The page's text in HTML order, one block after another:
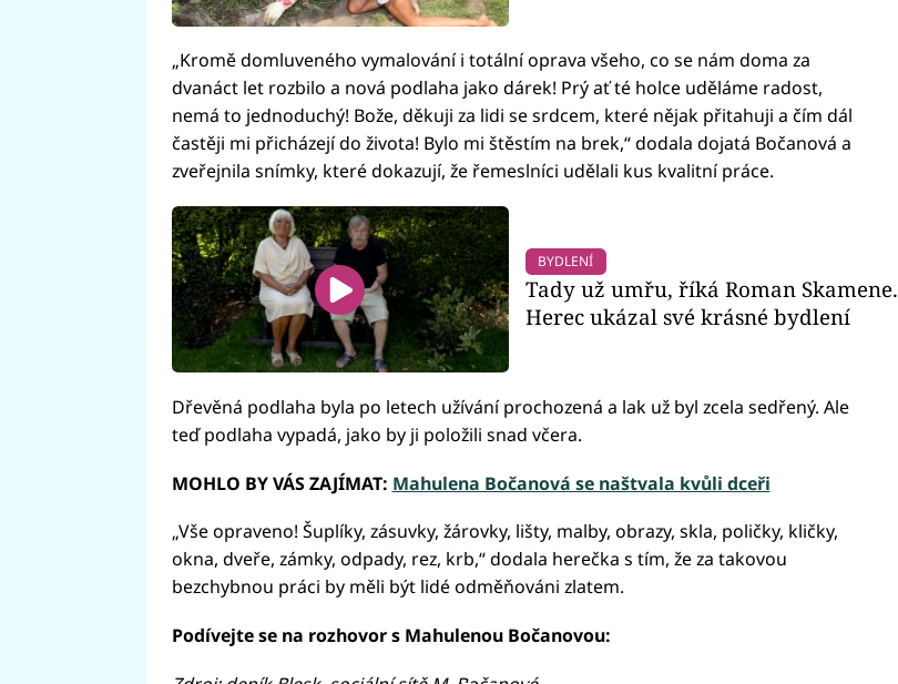
„Kromě domluveného vymalování i totální oprava všeho, co se nám doma za
dvanáct let rozbilo a nová podlaha jako dárek! Prý ať té holce uděláme radost,
nemá to jednoduchý! Bože, děkuji za lidi se srdcem, které nějak přitahuji a čím dál
častěji mi přicházejí do života! Bylo mi štěstím na brek,“ dodala dojatá Bočanová a
zveřejnila snímky, které dokazují, že řemeslníci udělali kus kvalitní práce.
BYDLENÍ
Tady už umřu, říká Roman Skamene.
Herec ukázal své krásné bydlení
Dřevěná podlaha byla po letech užívání prochozená a lak už byl zcela sedřený. Ale
teď podlaha vypadá, jako by ji položili snad včera.
MOHLO BY VÁS ZAJÍMAT: Mahulena Bočanová se naštvala kvůli dceři
„Vše opraveno! Šuplíky, zásuvky, žárovky, lišty, malby, obrazy, skla, poličky, kličky,
okna, dveře, zámky, odpady, rez, krb,“ dodala herečka s tím, že za takovou
bezchybnou práci by měli být lidé odměňováni zlatem.
Podívejte se na rozhovor s Mahulenou Bočanovou: